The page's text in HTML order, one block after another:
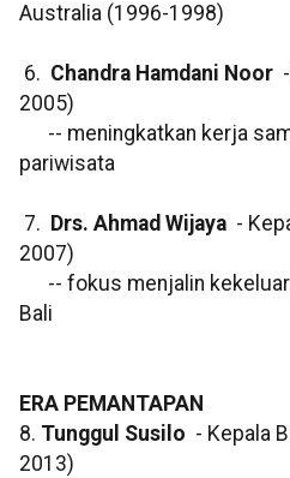
Australia (1996-1998)
6. Chandra Hamdani Noor
2005)
-- meningkatkan kerja
pariwisata
7. Drs. Ahmad Wijaya -
2007)
-- fokus menjalin
Bali
ERA PEMANTAPAN
8. Tunggul Susilo -
2013)